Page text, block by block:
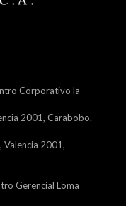
Corporativo la
2001, Carabobo.
Valencia 2001,
Gerencial Loma